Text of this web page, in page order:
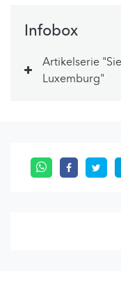
Infobox
Artikelserie
Luxemburg"